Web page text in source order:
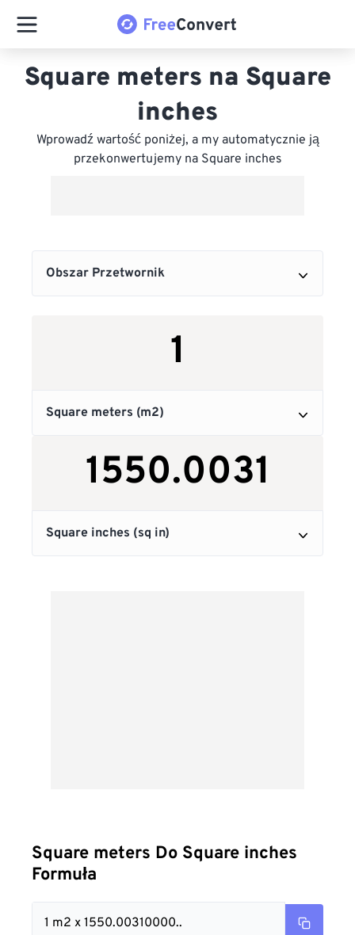
Square meters na Square
inches
Wprowadź wartość poniżej, a my automatycznie ją
przekonwertujemy na Square inches
Square meters Do Square inches
Formuła
1 m2 x 1550.00310000..